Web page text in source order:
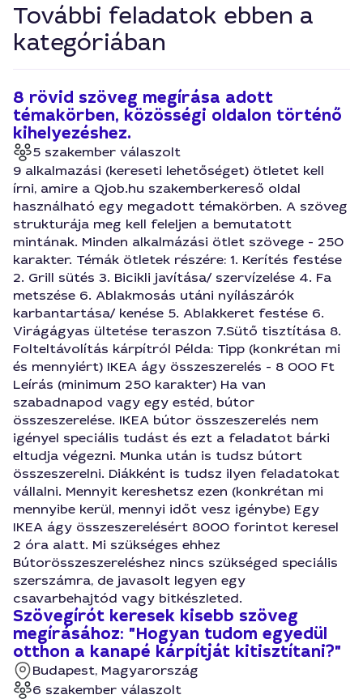
További feladatok ebben a
kategóriában
8 rövid szöveg megírása adott
témakörben, közösségi oldalon történő
kihelyezéshez.
5 szakember válaszolt
9 alkalmazási (kereseti lehetőséget) ötletet kell
írni, amire a Qjob.hu szakemberkereső oldal
használható egy megadott témakörben. A szöveg
strukturája meg kell feleljen a bemutatott
mintának. Minden alkalmázási ötlet szövege - 250
karakter. Témák ötletek részére: 1. Kerítés festése
2. Grill sütés 3. Bicikli javítása/ szervízelése 4. Fa
metszése 6. Ablakmosás utáni nyílászárók
karbantartása/ kenése 5. Ablakkeret festése 6.
Virágágyas ültetése teraszon 7.Sütő tisztítása 8.
Folteltávolítás kárpítról Példa: Tipp (konkrétan mi
és mennyiért) IKEA ágy összeszerelés - 8 000 Ft
Leírás (minimum 250 karakter) Ha van
szabadnapod vagy egy estéd, bútor
összeszerelése. IKEA bútor összeszerelés nem
igényel speciális tudást és ezt a feladatot bárki
eltudja végezni. Munka után is tudsz bútort
összeszerelni. Diákként is tudsz ilyen feladatokat
vállalni. Mennyit kereshetsz ezen (konkrétan mi
mennyibe kerül, mennyi időt vesz igénybe) Egy
IKEA ágy összeszerelésért 8000 forintot keresel
2 óra alatt. Mi szükséges ehhez
Bútorösszeszereléshez nincs szükséged speciális
szerszámra, de javasolt legyen egy
csavarbehajtód vagy bitkészleted.
Szövegírót keresek kisebb szöveg
megírásához: "Hogyan tudom egyedül
otthon a kanapé kárpítját kitisztítani?"
Budapest, Magyarország
6 szakember válaszolt